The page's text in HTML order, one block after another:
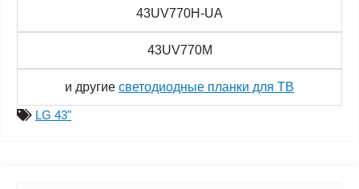
43UV770H-UA
43UV770M
и другие светодиодные планки для ТВ
LG 43"